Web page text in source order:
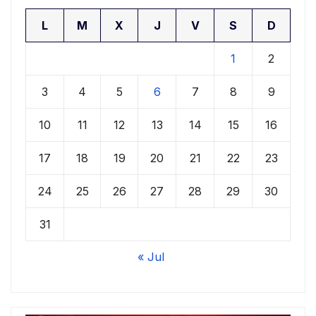
L M X J V S D
1 2
3 4 5 6 7 8 9
10 11 12 13 14 15 16
17 18 19 20 21 22 23
24 25 26 27 28 29 30
31
« Jul